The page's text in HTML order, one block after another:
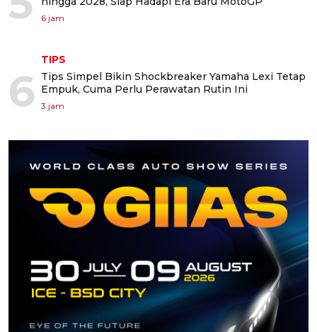
6 jam
6
TIPS
Tips Simpel Bikin Shockbreaker Yamaha Lexi Tetap
Empuk, Cuma Perlu Perawatan Rutin Ini
3 jam